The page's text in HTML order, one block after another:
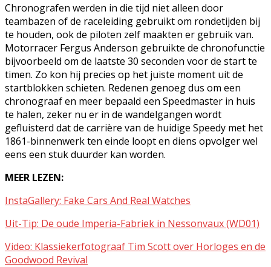
Chronografen werden in die tijd niet alleen door
teambazen of de raceleiding gebruikt om rondetijden bij
te houden, ook de piloten zelf maakten er gebruik van.
Motorracer Fergus Anderson gebruikte de chronofunctie
bijvoorbeeld om de laatste 30 seconden voor de start te
timen. Zo kon hij precies op het juiste moment uit de
startblokken schieten. Redenen genoeg dus om een
chronograaf en meer bepaald een Speedmaster in huis
te halen, zeker nu er in de wandelgangen wordt
gefluisterd dat de carrière van de huidige Speedy met het
1861-binnenwerk ten einde loopt en diens opvolger wel
eens een stuk duurder kan worden.
MEER LEZEN:
InstaGallery: Fake Cars And Real Watches
Uit-Tip: De oude Imperia-Fabriek in Nessonvaux (WD01)
Video: Klassiekerfotograaf Tim Scott over Horloges en de
Goodwood Revival